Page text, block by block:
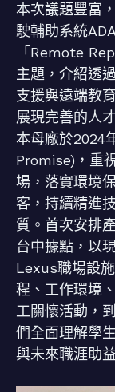
本次議題豐富
駛輔助系統
「Remote
主題，介紹透
支援與遠端教
展現完善的人
本母廠於2024
Promise)，重
場，落實環境
客，持續精進
質。首次安排
台中據點，以
Lexus職場設
程、工作環境
工關懷活動，
們全面理解學
與未來職涯助